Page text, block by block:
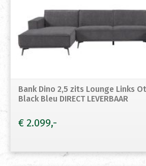
Bank Dino 2,5 zits Lounge Links
Black Bleu DIRECT LEVERBAAR
€ 2.099